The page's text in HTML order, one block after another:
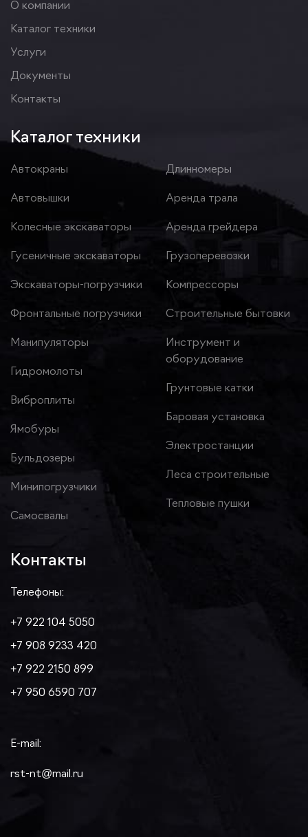
О компании
Каталог техники
Услуги
Документы
Контакты
Каталог техники
Автокраны
Автовышки
Колесные экскаваторы
Гусеничные экскаваторы
Экскаваторы-погрузчики
Фронтальные погрузчики
Манипуляторы
Гидромолоты
Виброплиты
Ямобуры
Бульдозеры
Минипогрузчики
Самосвалы
Длинномеры
Аренда трала
Аренда грейдера
Грузоперевозки
Компрессоры
Строительные бытовки
Инструмент и
оборудование
Грунтовые катки
Баровая установка
Электростанции
Леса строительные
Тепловые пушки
Контакты
Телефоны:
+7 922 104 5050
+7 908 9233 420
+7 922 2150 899
+7 950 6590 707
E-mail:
rst-nt@mail.ru